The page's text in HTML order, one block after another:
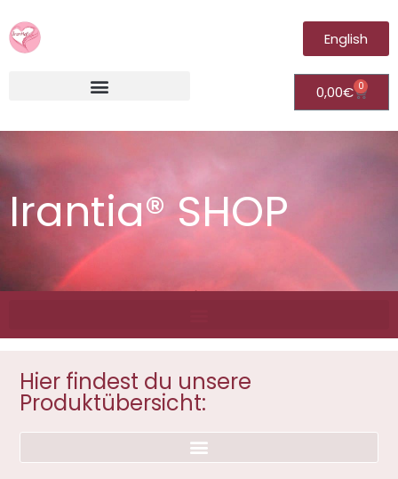
English
0,00€ 0
Irantia® SHOP
Hier findest du unsere
Produktübersicht: